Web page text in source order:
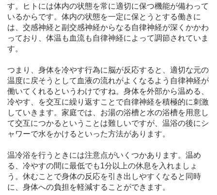
す。ヒトには体内の状態を常に適切に保つ機能が備わって
いるからです。体内の状態を一定に保とうとする働きに
は、交感神経と副交感神経からなる自律神経が深くかかわ
っており、体温も血流も自律神経によって調節されていま
す。
つまり、身体を冷やす行為に脳が反応すると、適切な元の
温度に戻そうとして血液の流れがよくなるよう自律神経が
働いてくれるというわけですね。身体を外部から温める、
冷やす、を交互に繰り返すことで自律神経を積極的に刺激
していきます。家庭では、お湯の浴槽と水の浴槽を用意し
て交互につかるということは難しいですが、温浴の後にシ
ャワーで水をかけるといった方法があります。
温冷浴を行うときには注意点がいくつかあります。温め
る、冷やすの間に最低でも1分以上の休息を入れましょ
う。休むことで身体の反応を引き出しやすくなると同時
に、身体への負担を軽減することができます。